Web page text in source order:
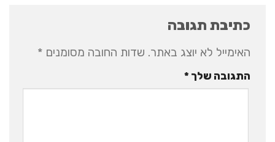
כתיבת תגובה
האימייל לא יוצג באתר. שדות החובה מסומנים *
התגובה שלך *